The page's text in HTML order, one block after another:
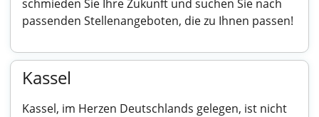
schmieden Sie Ihre Zukunft und suchen Sie nach
passenden Stellenangeboten, die zu Ihnen passen!
Kassel
Kassel, im Herzen Deutschlands gelegen, ist nicht